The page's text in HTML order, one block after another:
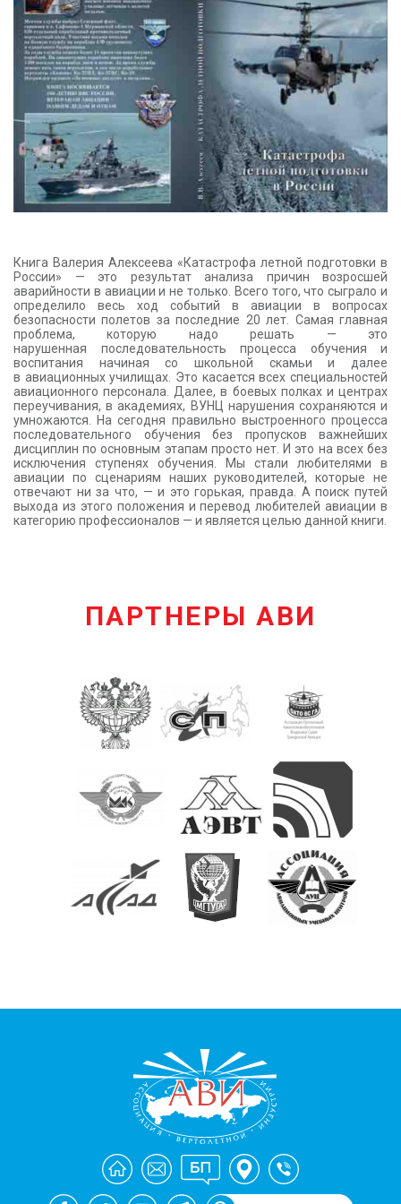
КОНТАКТЫ
Книга Валерия Алексеева «Катастрофа летной подготовки в
России» — это результат анализа причин возросшей
аварийности в авиации и не только. Всего того, что сыграло и
определило весь ход событий в авиации в вопросах
безопасности полетов за последние 20 лет. Самая главная
проблема, которую надо решать — это
нарушенная последовательность процесса обучения и
воспитания начиная со школьной скамьи и далее
в авиационных училищах. Это касается всех специальностей
авиационного персонала. Далее, в боевых полках и центрах
переучивания, в академиях, ВУНЦ нарушения сохраняются и
умножаются. На сегодня правильно выстроенного процесса
последовательного обучения без пропусков важнейших
дисциплин по основным этапам просто нет. И это на всех без
исключения ступенях обучения. Мы стали любителями в
авиации по сценариям наших руководителей, которые не
отвечают ни за что, — и это горькая, правда. А поиск путей
выхода из этого положения и перевод любителей авиации в
категорию профессионалов — и является целью данной книги.
ПАРТНЕРЫ АВИ